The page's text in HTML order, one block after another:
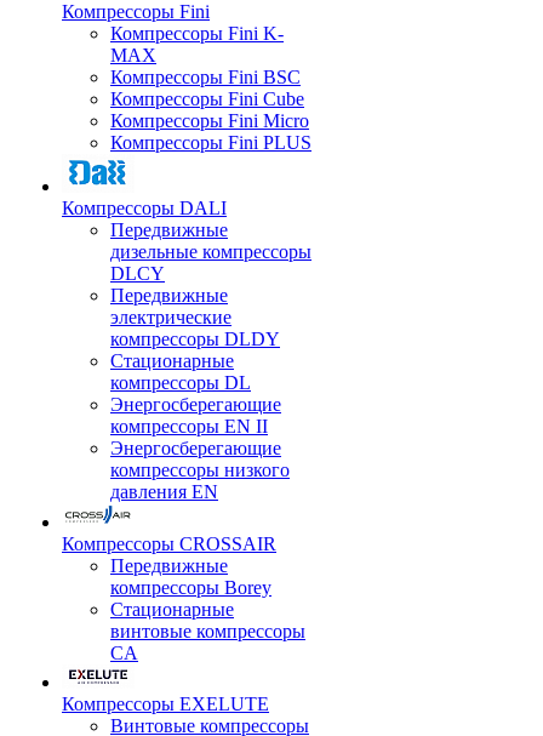
Компрессоры Fini
Компрессоры Fini K-
MAX
Компрессоры Fini BSC
Компрессоры Fini Cube
Компрессоры Fini Micro
Компрессоры Fini PLUS
Компрессоры DALI
Передвижные
дизельные компрессоры
DLCY
Передвижные
электрические
компрессоры DLDY
Стационарные
компрессоры DL
Энергосберегающие
компрессоры EN II
Энергосберегающие
компрессоры низкого
давления EN
Компрессоры CROSSAIR
Передвижные
компрессоры Borey
Стационарные
винтовые компрессоры
CA
Компрессоры EXELUTE
Винтовые компрессоры